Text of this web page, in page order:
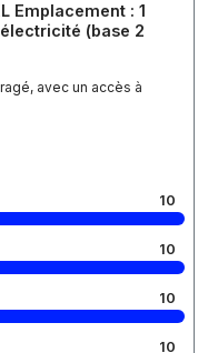
Emplacement : 1
(base 2
avec un accès à
10
10
10
10